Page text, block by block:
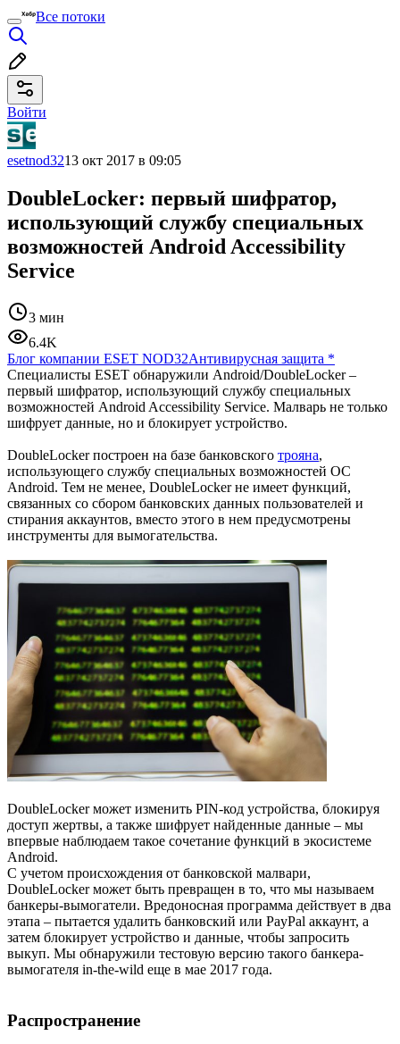
Все потоки
Войти
esetnod3213 окт 2017 в 09:05
DoubleLocker: первый шифратор,
использующий службу специальных
возможностей Android Accessibility
Service
3 мин
6.4K
Блог компании ESET NOD32Антивирусная защита *
Специалисты ESET обнаружили Android/DoubleLocker –
первый шифратор, использующий службу специальных
возможностей Android Accessibility Service. Малварь не только
шифрует данные, но и блокирует устройство.
DoubleLocker построен на базе банковского трояна,
использующего службу специальных возможностей ОС
Android. Тем не менее, DoubleLocker не имеет функций,
связанных со сбором банковских данных пользователей и
стирания аккаунтов, вместо этого в нем предусмотрены
инструменты для вымогательства.
DoubleLocker может изменить PIN-код устройства, блокируя
доступ жертвы, а также шифрует найденные данные – мы
впервые наблюдаем такое сочетание функций в экосистеме
Android.
С учетом происхождения от банковской малвари,
DoubleLocker может быть превращен в то, что мы называем
банкеры-вымогатели. Вредоносная программа действует в два
этапа – пытается удалить банковский или PayPal аккаунт, а
затем блокирует устройство и данные, чтобы запросить
выкуп. Мы обнаружили тестовую версию такого банкера-
вымогателя in-the-wild еще в мае 2017 года.
Распространение